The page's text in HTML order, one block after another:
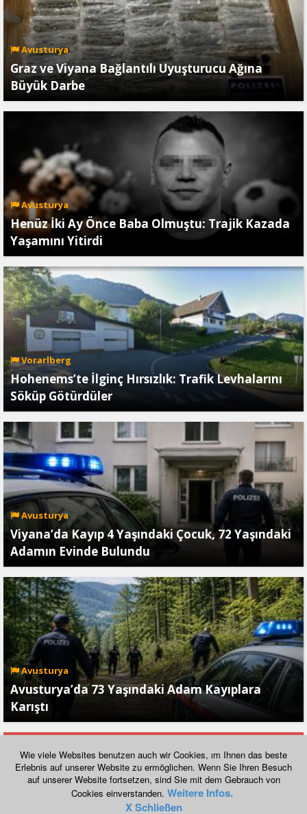
Avusturya
Graz ve Viyana Bağlantılı Uyuşturucu Ağına
Büyük Darbe
Avusturya
Henüz İki Ay Önce Baba Olmuştu: Trajik Kazada
Yaşamını Yitirdi
Vorarlberg
Hohenems’te İlginç Hırsızlık: Trafik Levhalarını
Söküp Götürdüler
Avusturya
Viyana’da Kayıp 4 Yaşındaki Çocuk, 72 Yaşındaki
Adamın Evinde Bulundu
Avusturya
Avusturya’da 73 Yaşındaki Adam Kayıplara
Karıştı
Normal Görünümüne Geç
Copyright © 2026, havadis.at
Wie viele Websites benutzen auch wir Cookies, ım Ihnen das beste
Erlebnis auf unserer Website zu ermöglichen. Wenn Sie Ihren Besuch
auf unserer Website fortsetzen, sind Sie mit dem Gebrauch von
Cookies einverstanden. Weitere Infos.
X Schließen